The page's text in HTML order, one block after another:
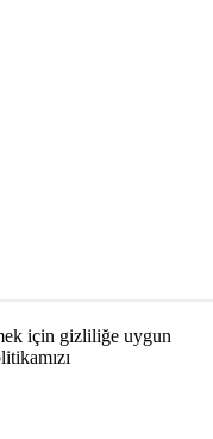
için gizliliğe uygun